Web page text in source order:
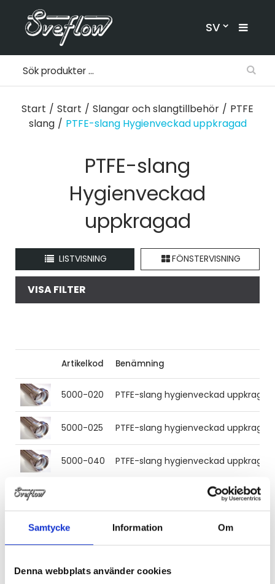
Samtycke Information Om
Denna webbplats använder cookies
SV
Start / Start / Slangar och slangtillbehör / PTFE
slang / PTFE-slang Hygienveckad uppkragad
PTFE-slang
Hygienveckad
uppkragad
LISTVISNING FÖNSTERVISNING
VISA FILTER
Artikelkod Benämning
5000-020 PTFE-slang hygienveckad
5000-025 PTFE-slang hygienveckad
5000-040 PTFE-slang hygienveckad
PTFE-slang hygienveckad
5000-065 PTFE-slang hygienveckad